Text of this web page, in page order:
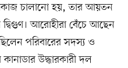
চালানো হয়, তার আয়তন
দ্বিগুণ। আরোহীরা বেঁচে আছেন
পরিবারের সদস্য ও
উদ্ধারকারী দল